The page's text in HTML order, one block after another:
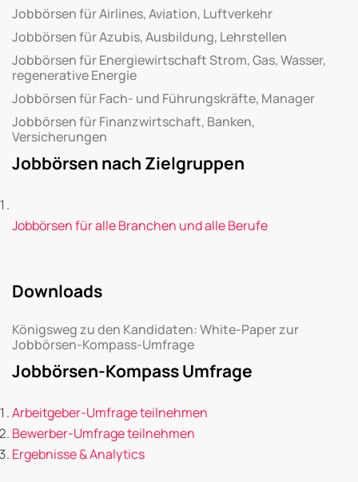
Jobbörsen für Airlines, Aviation, Luftverkehr
Jobbörsen für Azubis, Ausbildung, Lehrstellen
Jobbörsen für Energiewirtschaft Strom, Gas, Wasser,
regenerative Energie
Jobbörsen für Fach- und Führungskräfte, Manager
Jobbörsen für Finanzwirtschaft, Banken,
Versicherungen
Jobbörsen nach Zielgruppen
Jobbörsen für alle Branchen und alle Berufe
Downloads
Königsweg zu den Kandidaten: White-Paper zur
Jobbörsen-Kompass-Umfrage
Jobbörsen-Kompass Umfrage
Arbeitgeber-Umfrage teilnehmen
Bewerber-Umfrage teilnehmen
Ergebnisse & Analytics